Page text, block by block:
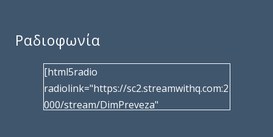
Ραδιοφωνία
[html5radio
radiolink="https://sc2.streamwithq.com:2
000/stream/DimPreveza"